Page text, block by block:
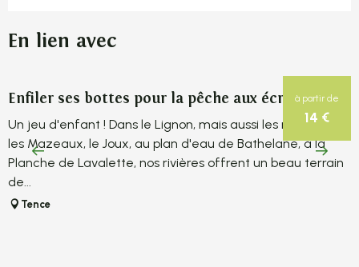
En lien avec
à partir de
14 €
Enfiler ses bottes pour la pêche aux écrevisses
Un jeu d'enfant ! Dans le Lignon, mais aussi les ruisseaux
les Mazeaux, le Joux, au plan d'eau de Bathelane, à la
Planche de Lavalette, nos rivières offrent un beau terrain
de...
Tence